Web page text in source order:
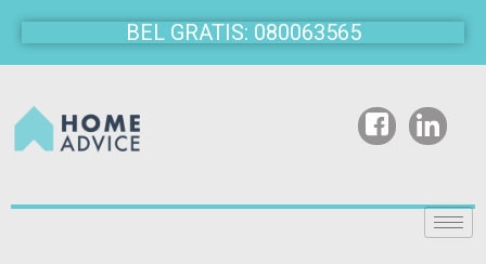
BEL GRATIS: 080063565